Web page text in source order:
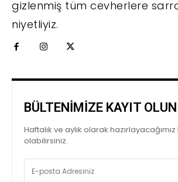
gizlenmiş tüm cevherlere
niyetliyiz.
BÜLTENİMİZE KAYIT OLUN
Haftalık ve aylık olarak
olabilirsiniz.